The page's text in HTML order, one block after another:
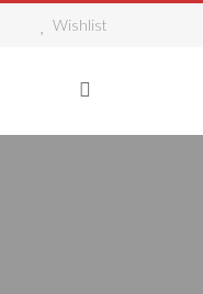
Wishlist